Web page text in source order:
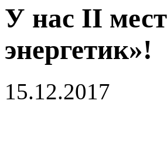
У нас II
энергетик»!
15.12.2017